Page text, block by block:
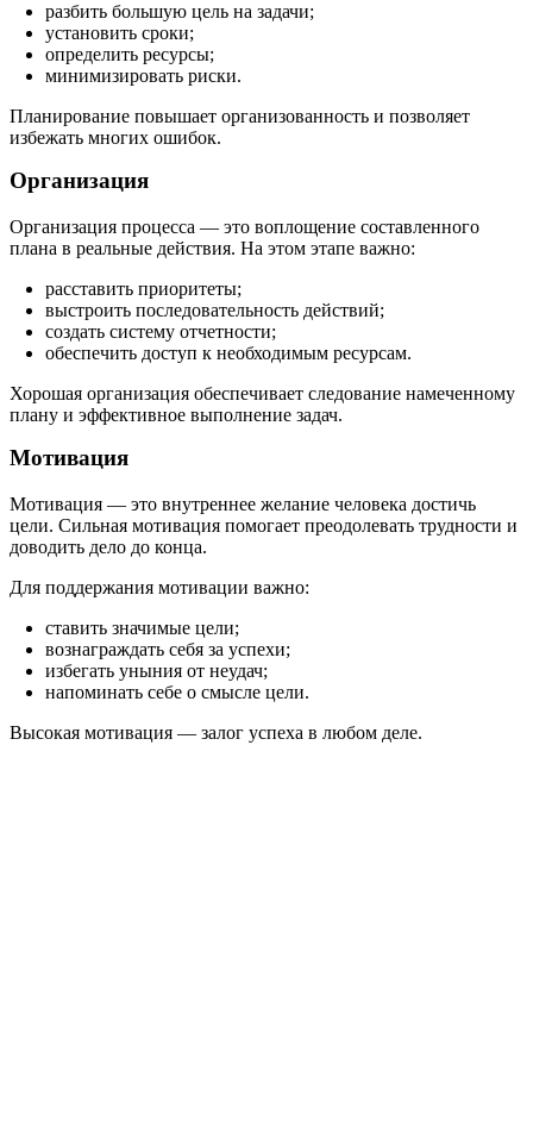
разбить большую цель на задачи;
установить сроки;
определить ресурсы;
минимизировать риски.
Планирование повышает организованность и позволяет
избежать многих ошибок.
Организация
Организация процесса — это воплощение составленного
плана в реальные действия. На этом этапе важно:
расставить приоритеты;
выстроить последовательность действий;
создать систему отчетности;
обеспечить доступ к необходимым ресурсам.
Хорошая организация обеспечивает следование намеченному
плану и эффективное выполнение задач.
Мотивация
Мотивация — это внутреннее желание человека достичь
цели. Сильная мотивация помогает преодолевать трудности и
доводить дело до конца.
Для поддержания мотивации важно:
ставить значимые цели;
вознаграждать себя за успехи;
избегать уныния от неудач;
напоминать себе о смысле цели.
Высокая мотивация — залог успеха в любом деле.